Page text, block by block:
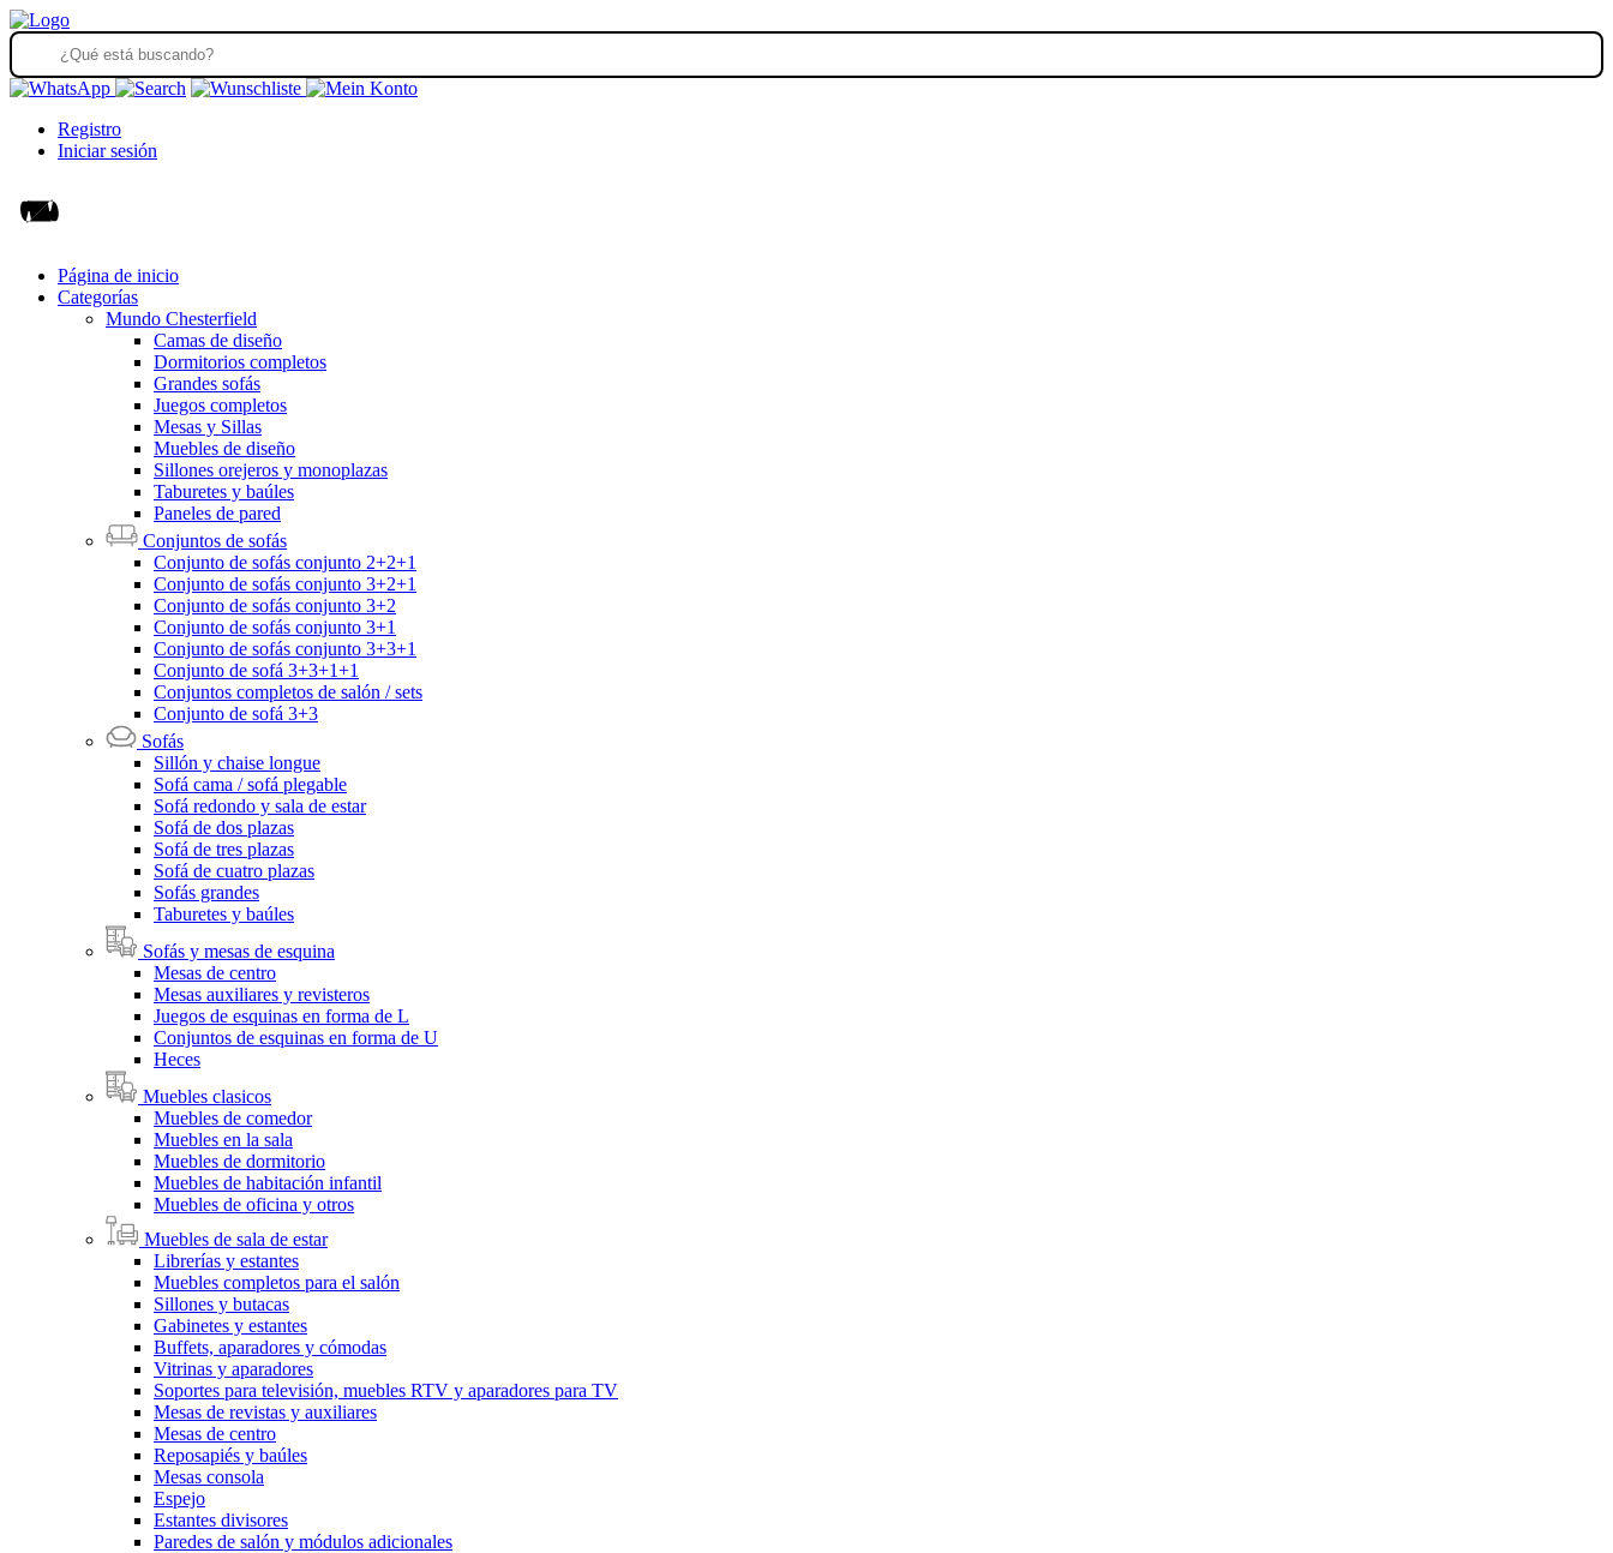
Registro
Iniciar sesión
Página de inicio
Categorías
Mundo Chesterfield
Camas de diseño
Dormitorios completos
Grandes sofás
Juegos completos
Mesas y Sillas
Muebles de diseño
Sillones orejeros y monoplazas
Taburetes y baúles
Paneles de pared
Conjuntos de sofás
Conjunto de sofás conjunto 2+2+1
Conjunto de sofás conjunto 3+2+1
Conjunto de sofás conjunto 3+2
Conjunto de sofás conjunto 3+1
Conjunto de sofás conjunto 3+3+1
Conjunto de sofá 3+3+1+1
Conjuntos completos de salón / sets
Conjunto de sofá 3+3
Sofás
Sillón y chaise longue
Sofá cama / sofá plegable
Sofá redondo y sala de estar
Sofá de dos plazas
Sofá de tres plazas
Sofá de cuatro plazas
Sofás grandes
Taburetes y baúles
Sofás y mesas de esquina
Mesas de centro
Mesas auxiliares y revisteros
Juegos de esquinas en forma de L
Conjuntos de esquinas en forma de U
Heces
Muebles clasicos
Muebles de comedor
Muebles en la sala
Muebles de dormitorio
Muebles de habitación infantil
Muebles de oficina y otros
Muebles de sala de estar
Librerías y estantes
Muebles completos para el salón
Sillones y butacas
Gabinetes y estantes
Buffets, aparadores y cómodas
Vitrinas y aparadores
Soportes para televisión, muebles RTV y aparadores para TV
Mesas de revistas y auxiliares
Mesas de centro
Reposapiés y baúles
Mesas consola
Espejo
Estantes divisores
Paredes de salón y módulos adicionales